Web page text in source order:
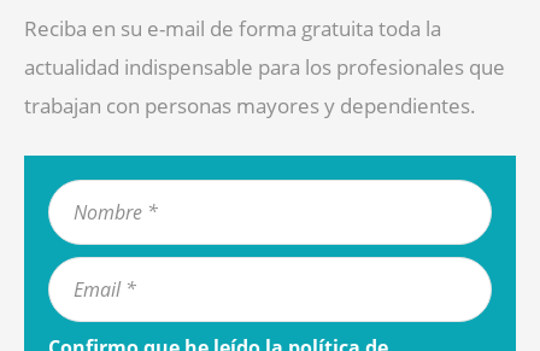
Reciba en su e-mail de forma gratuita toda la
actualidad indispensable para los profesionales que
trabajan con personas mayores y dependientes.